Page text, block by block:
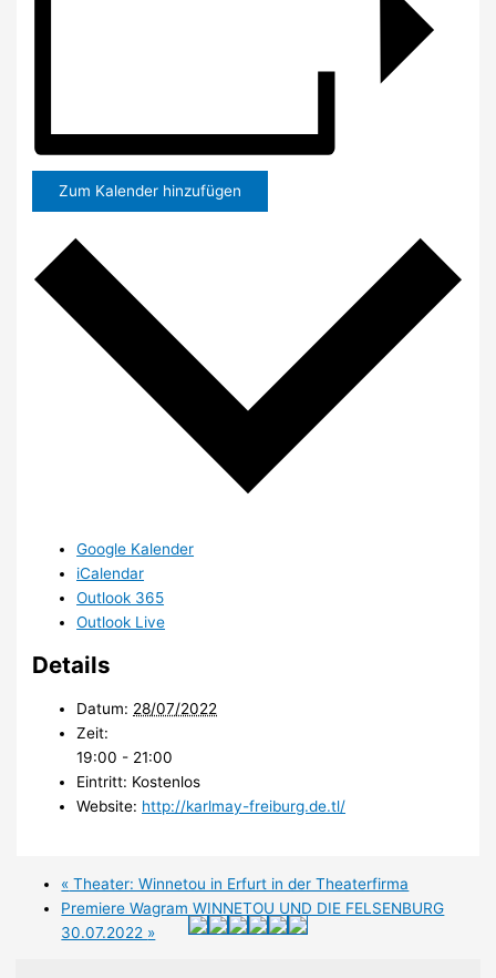
Zum Kalender hinzufügen
Google Kalender
iCalendar
Outlook 365
Outlook Live
Details
Datum: 28/07/2022
Zeit:
19:00 - 21:00
Eintritt: Kostenlos
Website: http://karlmay-freiburg.de.tl/
« Theater: Winnetou in Erfurt in der Theaterfirma
Premiere Wagram WINNETOU UND DIE FELSENBURG
30.07.2022 »